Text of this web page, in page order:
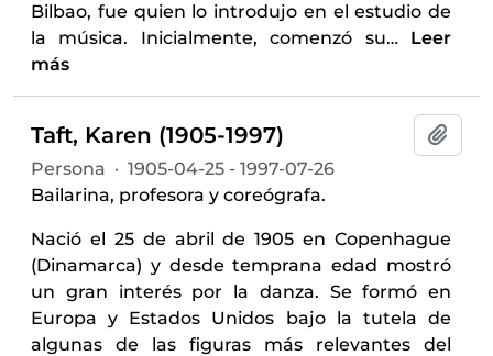
Bilbao, fue quien lo introdujo en el estudio de
la música. Inicialmente, comenzó su… Leer
más
Taft, Karen (1905-1997)
Persona · 1905-04-25 - 1997-07-26
Bailarina, profesora y coreógrafa.
Nació el 25 de abril de 1905 en Copenhague
(Dinamarca) y desde temprana edad mostró
un gran interés por la danza. Se formó en
Europa y Estados Unidos bajo la tutela de
algunas de las figuras más relevantes del